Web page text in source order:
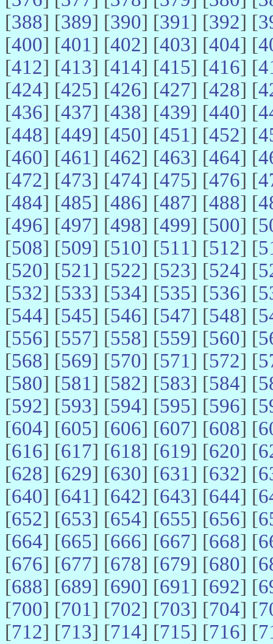
[388] [389] [390] [391] [392] [
[400] [401] [402] [403] [404] [
[412] [413] [414] [415] [416] [
[424] [425] [426] [427] [428] [
[436] [437] [438] [439] [440] [
[448] [449] [450] [451] [452] [
[460] [461] [462] [463] [464] [
[472] [473] [474] [475] [476] [
[484] [485] [486] [487] [488] [
[496] [497] [498] [499] [500] [
[508] [509] [510] [511] [512] [
[520] [521] [522] [523] [524] [
[532] [533] [534] [535] [536] [
[544] [545] [546] [547] [548] [
[556] [557] [558] [559] [560] [
[568] [569] [570] [571] [572] [
[580] [581] [582] [583] [584] [
[592] [593] [594] [595] [596] [
[604] [605] [606] [607] [608] [
[616] [617] [618] [619] [620] [
[628] [629] [630] [631] [632] [
[640] [641] [642] [643] [644] [
[652] [653] [654] [655] [656] [
[664] [665] [666] [667] [668] [
[676] [677] [678] [679] [680] [
[688] [689] [690] [691] [692] [
[700] [701] [702] [703] [704] [
[712] [713] [714] [715] [716] [